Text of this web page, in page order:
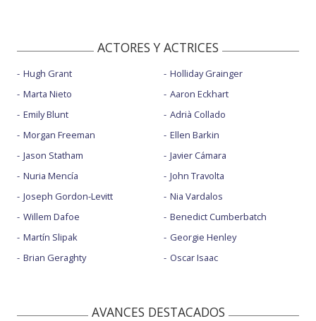
ACTORES Y ACTRICES
Hugh Grant
Marta Nieto
Emily Blunt
Morgan Freeman
Jason Statham
Nuria Mencía
Joseph Gordon-Levitt
Willem Dafoe
Martín Slipak
Brian Geraghty
Holliday Grainger
Aaron Eckhart
Adrià Collado
Ellen Barkin
Javier Cámara
John Travolta
Nia Vardalos
Benedict Cumberbatch
Georgie Henley
Oscar Isaac
AVANCES DESTACADOS